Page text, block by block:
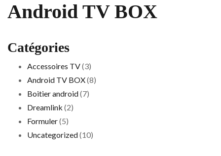
Android TV BOX
Catégories
Accessoires TV(3)
Android TV BOX(8)
Boitier android(7)
Dreamlink (2)
Formuler(5)
Uncategorized(10)